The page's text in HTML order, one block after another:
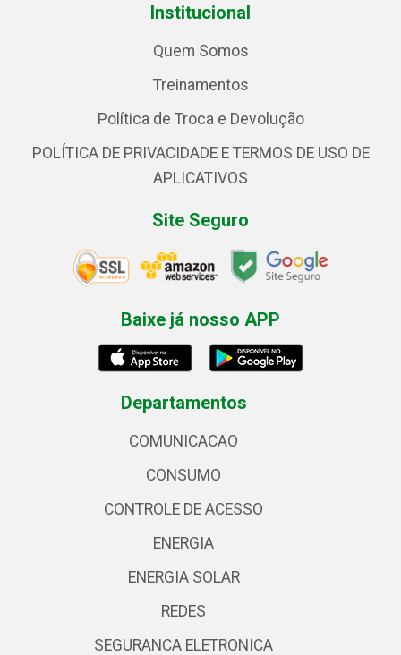
Institucional
Quem Somos
Treinamentos
Política de Troca e Devolução
POLÍTICA DE PRIVACIDADE E TERMOS DE USO DE
APLICATIVOS
Site Seguro
Baixe já nosso APP
Departamentos
COMUNICACAO
CONSUMO
CONTROLE DE ACESSO
ENERGIA
ENERGIA SOLAR
REDES
SEGURANCA ELETRONICA